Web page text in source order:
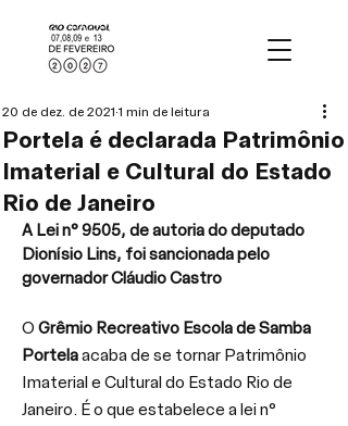
Portela é declarada Patrimônio
Imaterial e Cultural do Estado
Rio de Janeiro
20 de dez. de 2021 1 min de leitura
A Lei n° 9505, de autoria do deputado
Dionísio Lins, foi sancionada pelo
governador Cláudio Castro
O Grêmio Recreativo Escola de Samba
Portela acaba de se tornar Patrimônio
Imaterial e Cultural do Estado Rio de
Janeiro. É o que estabelece a lei n°